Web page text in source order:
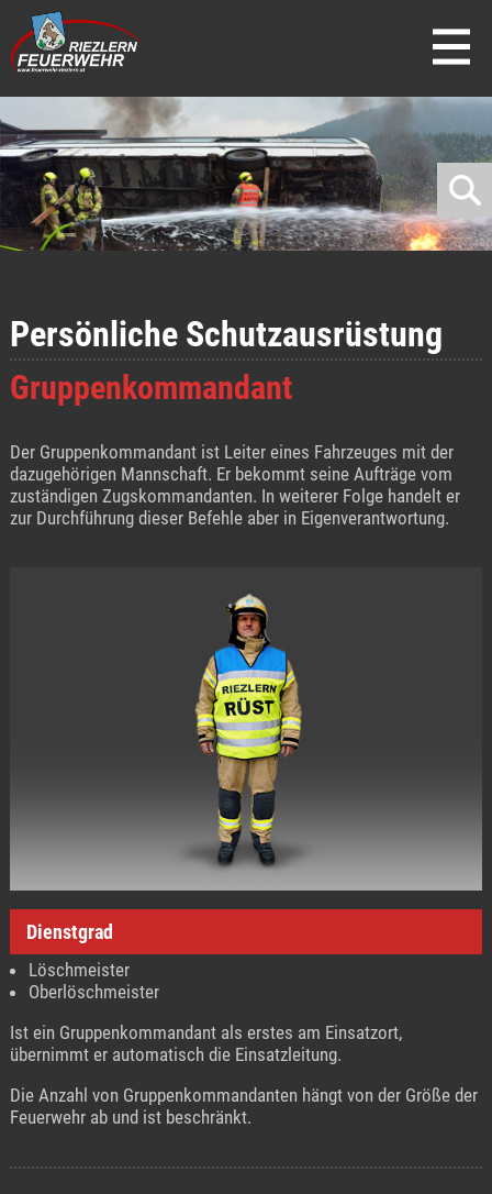
direkt zur Navigation
direkt zum Inhalt
Persönliche Schutzausrüstung
Gruppenkommandant
Der Gruppenkommandant ist Leiter eines Fahrzeuges mit der
dazugehörigen Mannschaft. Er bekommt seine Aufträge vom
zuständigen Zugskommandanten. In weiterer Folge handelt er
zur Durchführung dieser Befehle aber in Eigenverantwortung.
Dienstgrad
Löschmeister
Oberlöschmeister
Ist ein Gruppenkommandant als erstes am Einsatzort,
übernimmt er automatisch die Einsatzleitung.
Die Anzahl von Gruppenkommandanten hängt von der Größe der
Feuerwehr ab und ist beschränkt.